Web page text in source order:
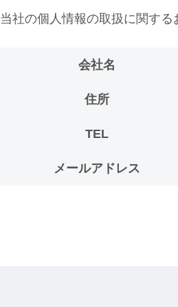
当社の個人情報の取扱に関する
会社名
住所
TEL
メールアドレス